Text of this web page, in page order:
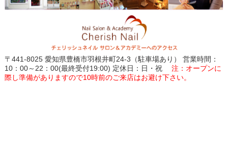
〒441-8025 愛知県豊橋市羽根井町24-3（駐車場あり） 営業時間：
10：00～22：00(最終受付19:00) 定休日：日・祝 注：オープンに
際し準備がありますので10時前のご来店はお避け下さい。